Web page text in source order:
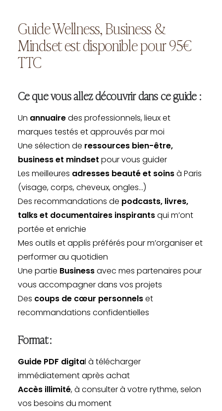
Guide Wellness, Business &
Mindset est disponible pour 95€
TTC
Ce que vous allez découvrir dans ce guide :
Un annuairedes professionnels, lieux et
marques testés et approuvés par moi
Une sélection de ressources bien-être,
business et mindset pour vous guider
Les meilleures adresses beauté et soinsà Paris
(visage, corps, cheveux, ongles…)
Des recommandations de podcasts, livres,
talks et documentaires inspirantsqui m’ont
portée et enrichie
Mes outils et applis préférés pour m’organiser et
performer au quotidien
Une partie Businessavec mes partenaires pour
vous accompagner dans vos projets
Des coups de cœur personnelset
recommandations confidentielles
Format :
Guide PDF digital à télécharger
immédiatement après achat
Accès illimité, à consulter à votre rythme, selon
vos besoins du moment